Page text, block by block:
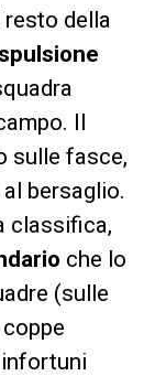
della
Il
sulle fasce,
bersaglio.
classifica,
che lo
(sulle